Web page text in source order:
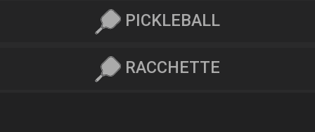
PICKLEBALL
RACCHETTE